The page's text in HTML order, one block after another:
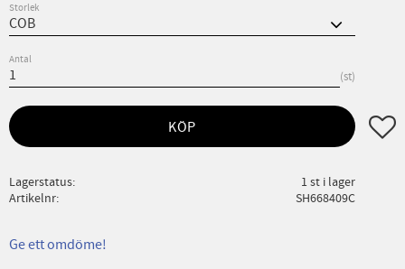
Storlek
Antal
st
KÖP Lägg
Lagerstatus
1 st i lager
Artikelnr
SH668409C
Ge ett omdöme!